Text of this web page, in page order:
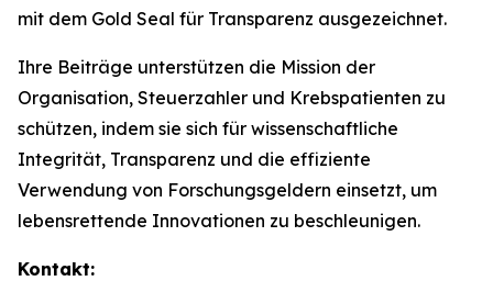
mit dem Gold Seal für Transparenz ausgezeichnet.
Ihre Beiträge unterstützen die Mission der
Organisation, Steuerzahler und Krebspatienten zu
schützen, indem sie sich für wissenschaftliche
Integrität, Transparenz und die effiziente
Verwendung von Forschungsgeldern einsetzt, um
lebensrettende Innovationen zu beschleunigen.
Kontakt: